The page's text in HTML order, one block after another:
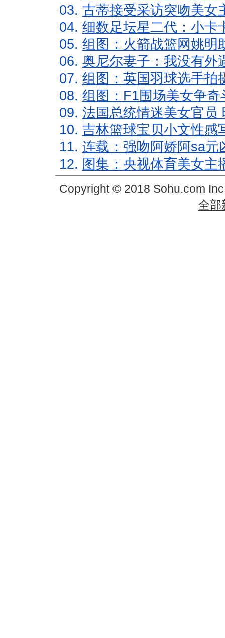
03. 古蒂接受采访突吻美女
04. 细数足坛星二代：小卡
05. 组图：火箭战篮网姚明
06. 奥尼尔妻子：我没有外
07. 组图：英国羽球选手拍
08. 组图：F1围场美女争
09. 法国总统情迷美女官员
10. 吉林篮球宝贝小文性感
11. 连载：强吻阿娇阿sa元
12. 图集：央视体育美女主
Copyright © 2018 Sohu.com
全部